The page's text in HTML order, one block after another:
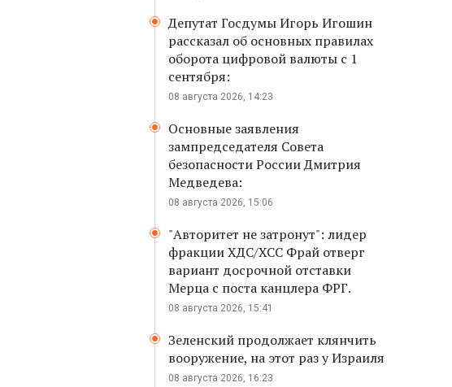
Депутат Госдумы Игорь Игошин
рассказал об основных правилах
оборота цифровой валюты с 1
сентября:
08 августа 2026, 14:23
Основные заявления
зампредседателя Совета
безопасности России Дмитрия
Медведева:
08 августа 2026, 15:06
"Авторитет не затронут": лидер
фракции ХДС/ХСС Фрай отверг
вариант досрочной отставки
Мерца с поста канцлера ФРГ.
08 августа 2026, 15:41
Зеленский продолжает клянчить
вооружение, на этот раз у Израиля
08 августа 2026, 16:23